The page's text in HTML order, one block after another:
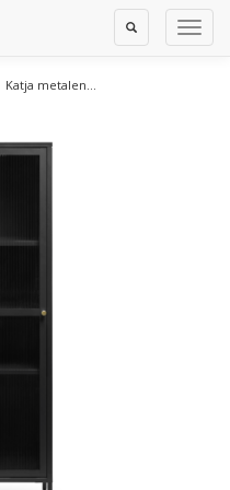
Toggle
Search
Katja metalen...